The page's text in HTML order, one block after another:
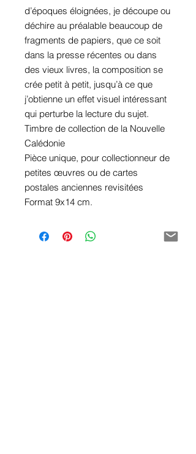
d’époques éloignées, je découpe ou
déchire au préalable beaucoup de
fragments de papiers, que ce soit
dans la presse récentes ou dans
des vieux livres, la composition se
crée petit à petit, jusqu’à ce que
j’obtienne un effet visuel intéressant
qui perturbe la lecture du sujet.
Timbre de collection de la Nouvelle
Calédonie
Pièce unique, pour collectionneur de
petites œuvres ou de cartes
postales anciennes revisitées
Format 9x14 cm.